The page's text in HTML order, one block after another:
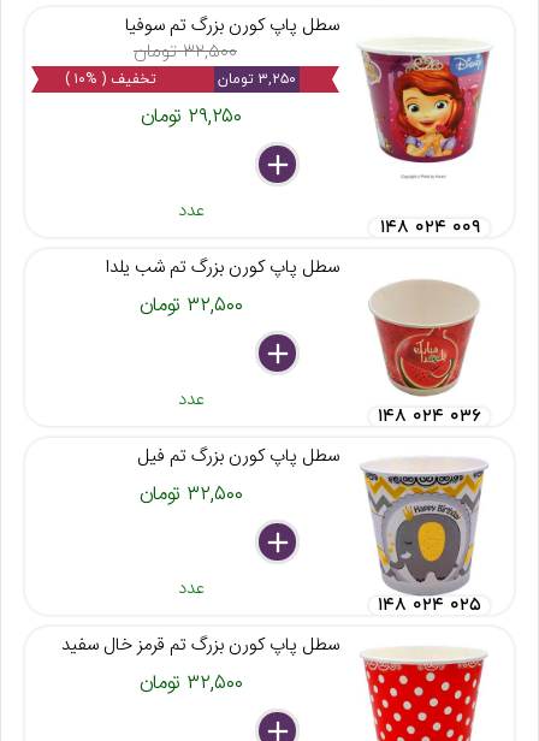
سطل پاپ کورن بزرگ تم سوفیا
۳۲,۵۰۰ تومان
۳,۲۵۰ تومان تخفیف ( %۱۰ )
۲۹,۲۵۰ تومان
delete
remove
add
عدد
۱۴۸ ۰۲۴ ۰۰۹
سطل پاپ کورن بزرگ تم شب یلدا
۳۲,۵۰۰ تومان
delete
remove
add
عدد
۱۴۸ ۰۲۴ ۰۳۶
سطل پاپ کورن بزرگ تم فیل
۳۲,۵۰۰ تومان
delete
remove
add
عدد
۱۴۸ ۰۲۴ ۰۲۵
سطل پاپ کورن بزرگ تم قرمز خال سفید
۳۲,۵۰۰ تومان
delete
remove
add